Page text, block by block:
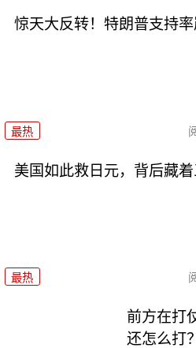
惊天大反转！特朗普支持
最热
美国如此救日元，背后藏着
最热
前方在打
还怎么打？